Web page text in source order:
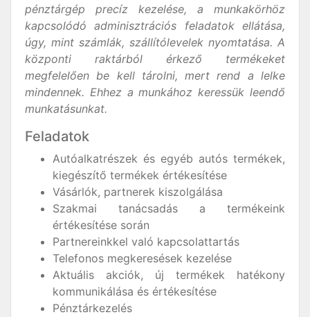
pénztárgép precíz kezelése, a munkakörhöz
kapcsolódó adminisztrációs feladatok ellátása,
úgy, mint számlák, szállítólevelek nyomtatása. A
központi raktárból érkező termékeket
megfelelően be kell tárolni, mert rend a lelke
mindennek. Ehhez a munkához keressük leendő
munkatásunkat.
Feladatok
Autóalkatrészek és egyéb autós termékek,
kiegészítő termékek értékesítése
Vásárlók, partnerek kiszolgálása
Szakmai tanácsadás a termékeink
értékesítése során
Partnereinkkel való kapcsolattartás
Telefonos megkeresések kezelése
Aktuális akciók, új termékek hatékony
kommunikálása és értékesítése
Pénztárkezelés